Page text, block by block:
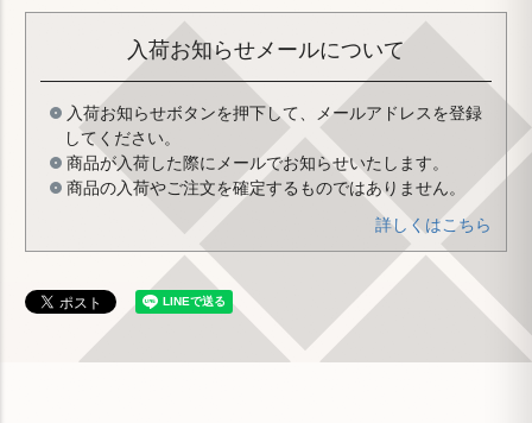
入荷お知らせメールについて
入荷お知らせボタンを押下して、メールアドレスを登録
してください。
商品が入荷した際にメールでお知らせいたします。
商品の入荷やご注文を確定するものではありません。
詳しくはこちら